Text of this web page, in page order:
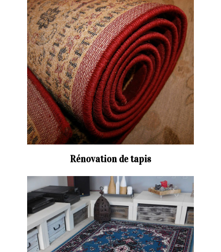
Rénovation de tapis